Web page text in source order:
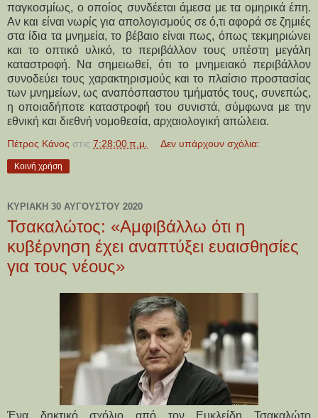
παγκοσμίως, ο οποίος συνδέεται άμεσα με τα ομηρικά έπη.
Αν και είναι νωρίς για απολογισμούς σε ό,τι αφορά σε ζημιές
στα ίδια τα μνημεία, το βέβαιο είναι πως, όπως τεκμηριώνει
και το οπτικό υλικό, το περιβάλλον τους υπέστη μεγάλη
καταστροφή. Να σημειωθεί, ότι το μνημειακό περιβάλλον
συνοδεύει τους χαρακτηρισμούς και το πλαίσιο προστασίας
των μνημείων, ως αναπόσπαστου τμήματός τους, συνεπώς,
η οποιαδήποτε καταστροφή του συνιστά, σύμφωνα με την
εθνική και διεθνή νομοθεσία, αρχαιολογική απώλεια.
Πέτρος Κάνος στις 7:28:00 π.μ. Δεν υπάρχουν σχόλια:
Κοινή χρήση
ΚΥΡΙΑΚΉ 30 ΑΥΓΟΎΣΤΟΥ 2020
Τσακαλώτος: «Αμφιβάλλω ότι η
κυβέρνηση έχει αναπτύξει ευαισθησίες
για τους νέους»